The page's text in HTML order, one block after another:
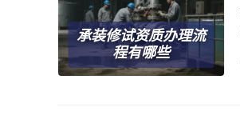
承装修试资质办理流
程有哪些